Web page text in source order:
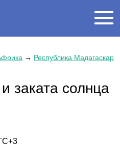
→ Республика Мадагаскар
заката солнца